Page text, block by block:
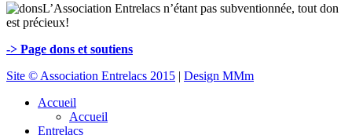
L’Association Entrelacs n’étant pas subventionnée, tout don
est précieux!
-> Page dons et soutiens
Site © Association Entrelacs 2015 | Design MMm
Accueil
Accueil
Entrelacs